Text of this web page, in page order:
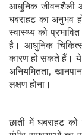
आधुनिक जीवनशैली
घबराहट का अनुभव
स्वास्थ्य को
है। आधुनिक
कारण हो सकते हैं। ये
अनियमितता,
लक्षण होना।
छाती में घबराहट